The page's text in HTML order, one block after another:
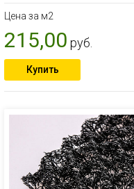
Цена за м2
215,00 руб.
Купить